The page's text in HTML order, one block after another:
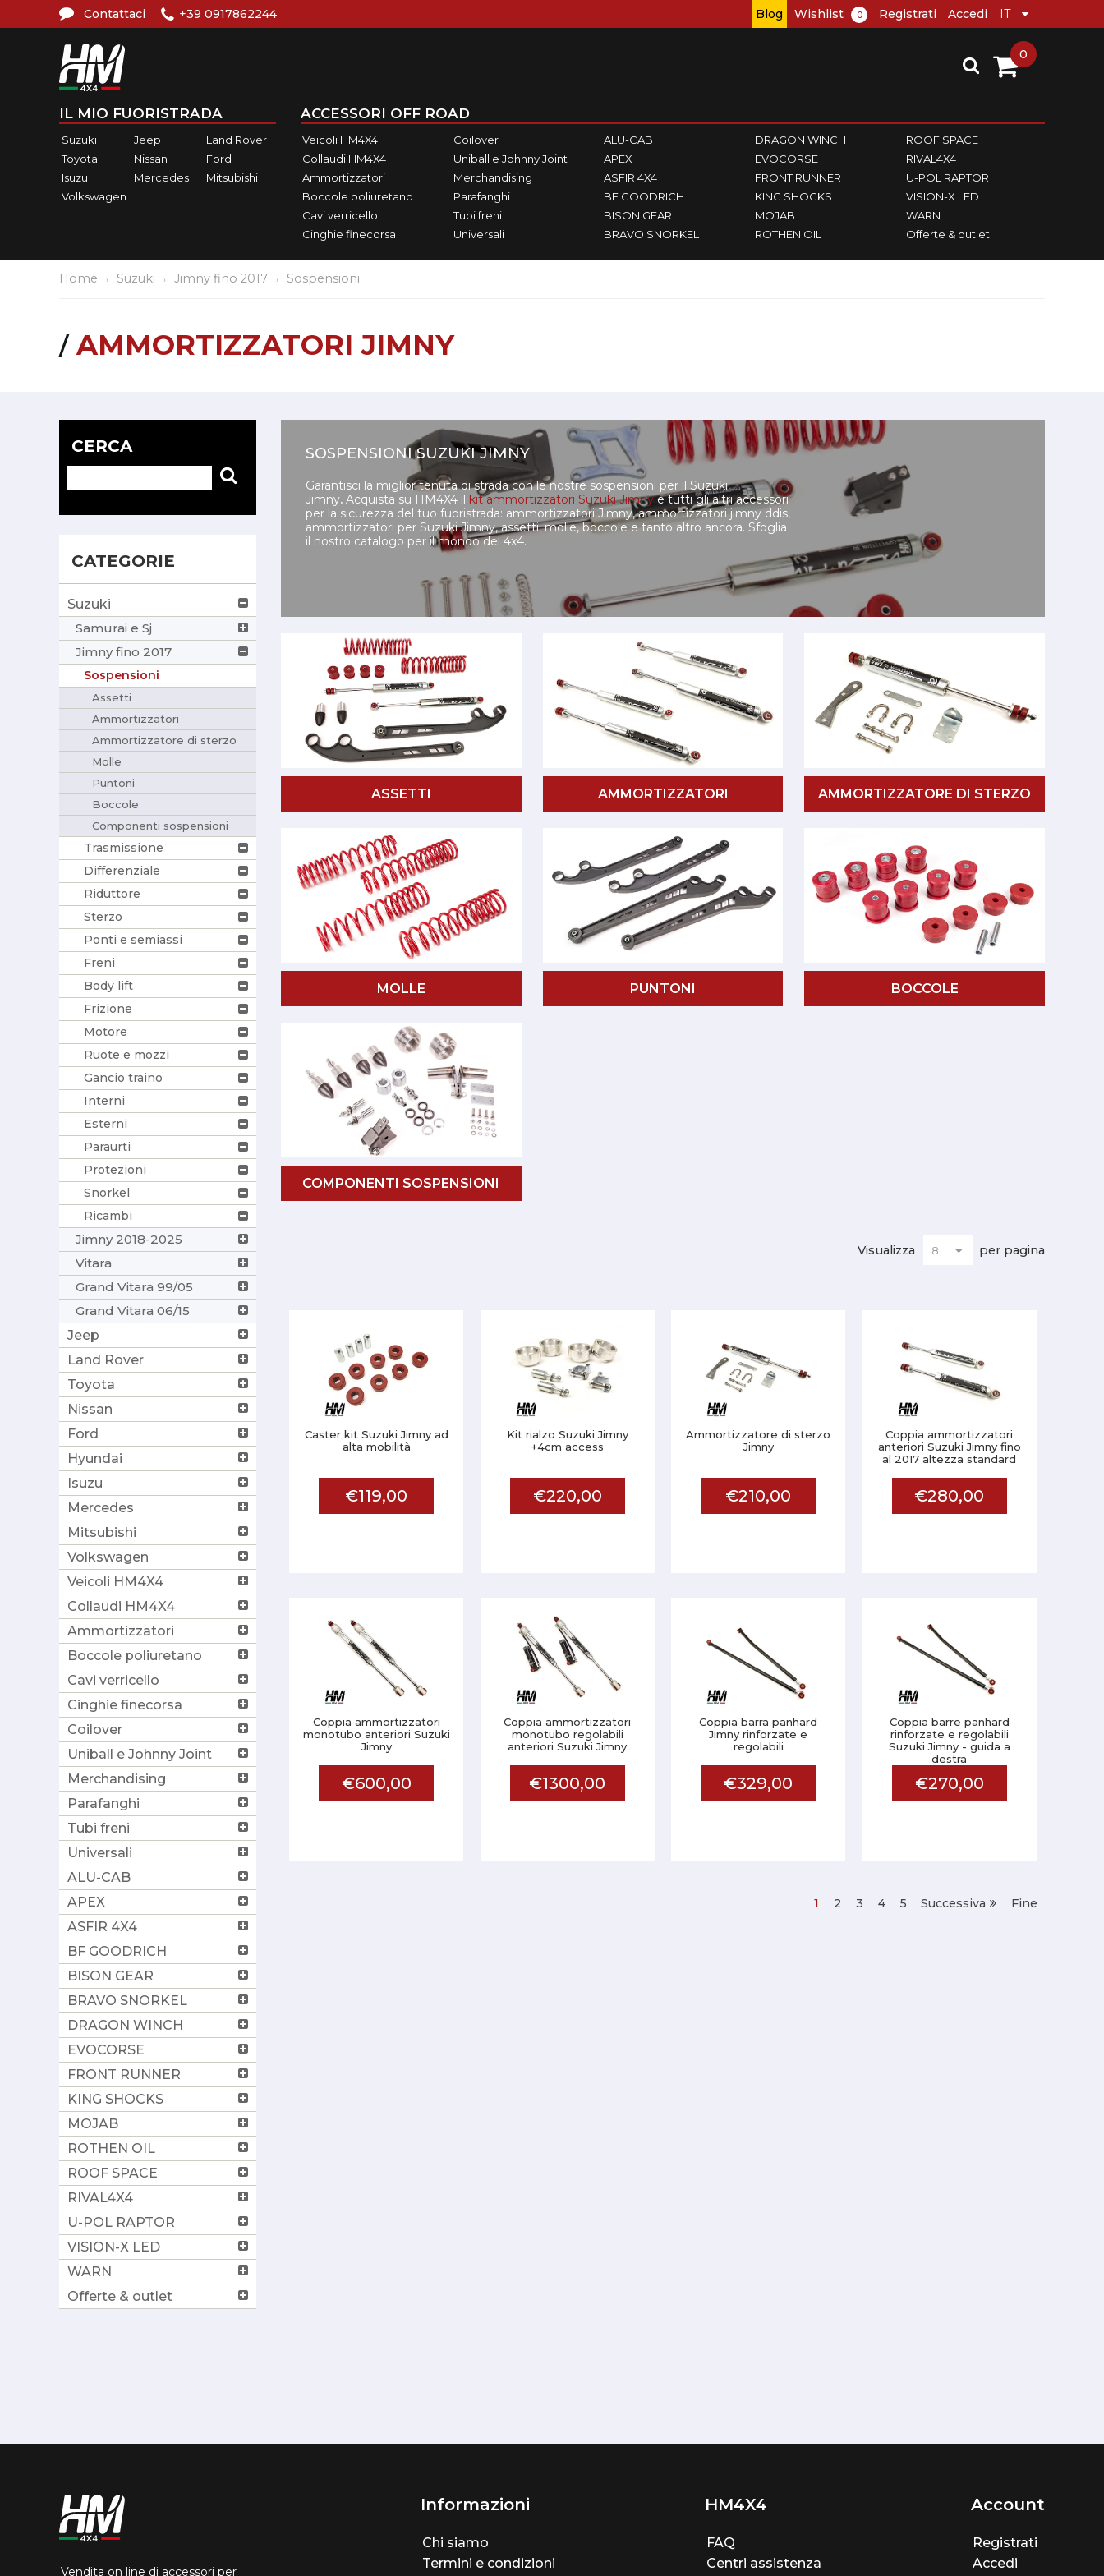
Contattaci +39 0917862244 Blog Wishlist 0 Registrati Accedi
IL MIO FUORISTRADA
Suzuki Jeep
Land Rover
Toyota
Nissan
Ford
Isuzu
Mercedes
Mitsubishi
Volkswagen
ACCESSORI OFF ROAD
Veicoli HM4X4
Collaudi HM4X4
Ammortizzatori
Boccole poliuretano
Cavi verricello
Cinghie finecorsa
Coilover
Uniball e Johnny Joint
Merchandising
Parafanghi
Tubi freni
Universali
ALU-CAB
APEX
ASFIR 4X4
BF GOODRICH
BISON GEAR
BRAVO SNORKEL
DRAGON WINCH
EVOCORSE
FRONT RUNNER
KING SHOCKS
MOJAB
ROTHEN OIL
ROOF SPACE
RIVAL4X4
U-POL RAPTOR
VISION-X LED
WARN
Offerte & outlet
0
Home Suzuki Jimny fino 2017 Sospensioni
AMMORTIZZATORI JIMNY
CERCA
CATEGORIE
Suzuki
Samurai e Sj
Jimny fino 2017
Sospensioni
Assetti
Ammortizzatori
Ammortizzatore di sterzo
Molle
Puntoni
Boccole
Componenti sospensioni
Trasmissione
Differenziale
Riduttore
Sterzo
Ponti e semiassi
Freni
Body lift
Frizione
Motore
Ruote e mozzi
Gancio traino
Interni
Esterni
Paraurti
Protezioni
Snorkel
Ricambi
Jimny 2018-2025
Vitara
Grand Vitara 99/05
Grand Vitara 06/15
Jeep
Land Rover
Toyota
Nissan
Ford
Hyundai
Isuzu
Mercedes
Mitsubishi
Volkswagen
Veicoli HM4X4
Collaudi HM4X4
Ammortizzatori
Boccole poliuretano
Cavi verricello
Cinghie finecorsa
Coilover
Uniball e Johnny Joint
Merchandising
Parafanghi
Tubi freni
Universali
ALU-CAB
APEX
ASFIR 4X4
BF GOODRICH
BISON GEAR
BRAVO SNORKEL
DRAGON WINCH
EVOCORSE
FRONT RUNNER
KING SHOCKS
MOJAB
ROTHEN OIL
ROOF SPACE
RIVAL4X4
U-POL RAPTOR
VISION-X LED
WARN
Offerte & outlet
SOSPENSIONI SUZUKI JIMNY
Garantisci la miglior tenuta di strada con le nostre sospensioni per il Suzuki
Jimny. Acquista su HM4X4 il kit ammortizzatori Suzuki Jimnye tutti gli altri accessori
per la sicurezza del tuo fuoristrada: ammortizzatori Jimny, ammortizzatori jimny ddis,
ammortizzatori per Suzuki Jimny, assetti, molle, boccole e tanto altro ancora. Sfoglia
il nostro catalogo per il mondo del 4x4.
ASSETTI AMMORTIZZATORI AMMORTIZZATORE DI STERZO
MOLLE PUNTONI BOCCOLE
COMPONENTI SOSPENSIONI
Visualizza per pagina
Caster kit Suzuki Jimny ad
alta mobilità
€119,00
Kit rialzo Suzuki Jimny
+4cm access
€220,00
Ammortizzatore di sterzo
Jimny
€210,00
Coppia ammortizzatori
anteriori Suzuki Jimny fino
al 2017 altezza standard
€280,00
Coppia ammortizzatori
monotubo anteriori Suzuki
Jimny
€600,00
Coppia ammortizzatori
monotubo regolabili
anteriori Suzuki Jimny
€1300,00
Coppia barra panhard
Jimny rinforzate e
regolabili
€329,00
Coppia barre panhard
rinforzate e regolabili
Suzuki Jimny - guida a
destra
€270,00
1 2 3 4 5 Successiva Fine
Vendita on line di accessori per
Informazioni
Chi siamo
Termini e condizioni
HM4X4
FAQ
Centri assistenza
Account
Registrati
Accedi